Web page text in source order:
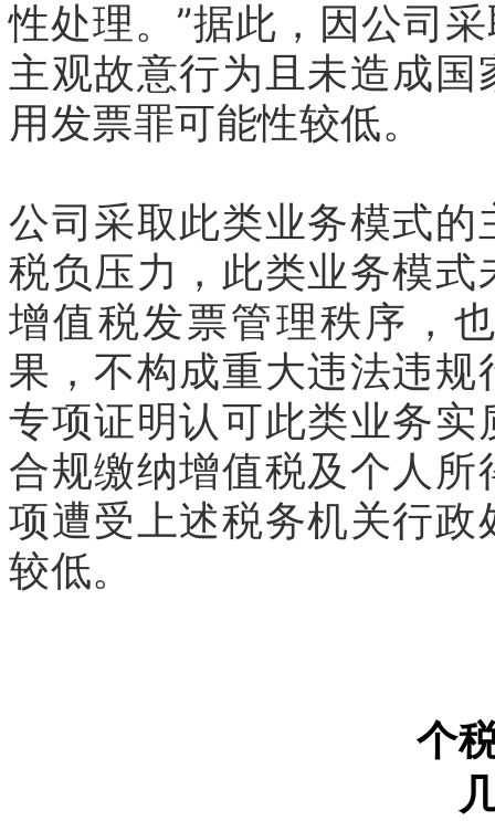
性处理。”据此，因公司
主观故意行为且未造成
用发票罪可能性较低。
公司采取此类业务模式
税负压力，此类业务模
增值税发票管理秩序，
果，不构成重大违法违
专项证明认可此类业务
合规缴纳增值税及个人
项遭受上述税务机关行
较低。
个